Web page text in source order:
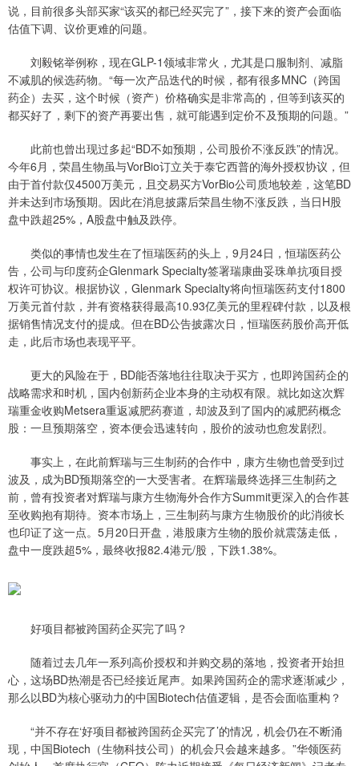
说，目前很多头部买家“该买的都已经买完了”，接下来的资产会面临
估值下调、议价更难的问题。
刘毅铭举例称，现在GLP-1领域非常火，尤其是口服制剂、减脂
不减肌的候选药物。“每一次产品迭代的时候，都有很多MNC（跨国
药企）去买，这个时候（资产）价格确实是非常高的，但等到该买的
都买好了，剩下的资产再要出售，就可能遇到定价不及预期的问题。”
此前也曾出现过多起“BD不如预期，公司股价不涨反跌”的情况。
今年6月，荣昌生物虽与VorBio订立关于泰它西普的海外授权协议，但
由于首付款仅4500万美元，且交易买方VorBio公司质地较差，这笔BD
并未达到市场预期。因此在消息披露后荣昌生物不涨反跌，当日H股
盘中跌超25%，A股盘中触及跌停。
类似的事情也发生在了恒瑞医药的头上，9月24日，恒瑞医药公
告，公司与印度药企Glenmark Specialty签署瑞康曲妥珠单抗项目授
权许可协议。根据协议，Glenmark Specialty将向恒瑞医药支付1800
万美元首付款，并有资格获得最高10.93亿美元的里程碑付款，以及根
据销售情况支付的提成。但在BD公告披露次日，恒瑞医药股价高开低
走，此后市场也表现平平。
更大的风险在于，BD能否落地往往取决于买方，也即跨国药企的
战略需求和时机，国内创新药企业本身的主动权有限。就比如这次辉
瑞重金收购Metsera重返减肥药赛道，却波及到了国内的减肥药概念
股：一旦预期落空，资本便会迅速转向，股价的波动也愈发剧烈。
事实上，在此前辉瑞与三生制药的合作中，康方生物也曾受到过
波及，成为BD预期落空的一大受害者。在辉瑞最终选择三生制药之
前，曾有投资者对辉瑞与康方生物海外合作方Summit更深入的合作甚
至收购抱有期待。资本市场上，三生制药与康方生物股价的此消彼长
也印证了这一点。5月20日开盘，港股康方生物的股价就震荡走低，
盘中一度跌超5%，最终收报82.4港元/股，下跌1.38%。
好项目都被跨国药企买完了吗？
随着过去几年一系列高价授权和并购交易的落地，投资者开始担
心，这场BD热潮是否已经接近尾声。如果跨国药企的需求逐渐减少，
那么以BD为核心驱动力的中国Biotech估值逻辑，是否会面临重构？
“并不存在‘好项目都被跨国药企买完了’的情况，机会仍在不断涌
现，中国Biotech（生物科技公司）的机会只会越来越多。”华领医药